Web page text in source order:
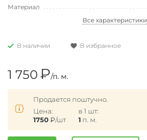
Материал
Все характеристики
В наличии В избранное
1 750₽/п. м.
Продается поштучно.
Цена:
1750 ₽/шт
в 1 шт:
1 п. м.